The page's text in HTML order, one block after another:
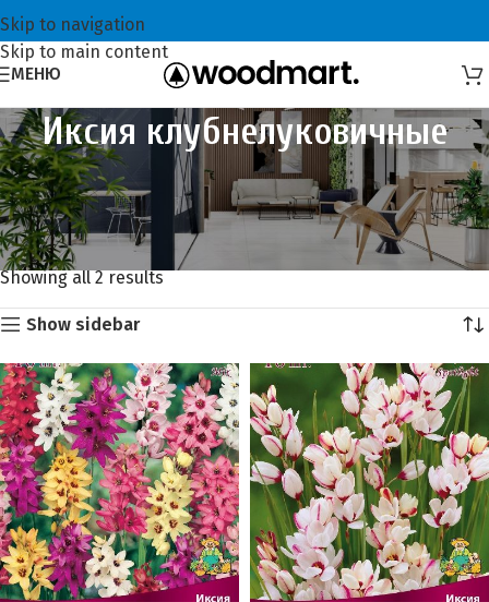
Skip to navigation
Skip to main content
МЕНЮ
Иксия клубнелуковичные
Главная
Луковичные, клубневые, корневищные цветы АКЦИЯ!
Скидка 25%
Иксия клубнелуковичные
Showing all 2 results
Show sidebar